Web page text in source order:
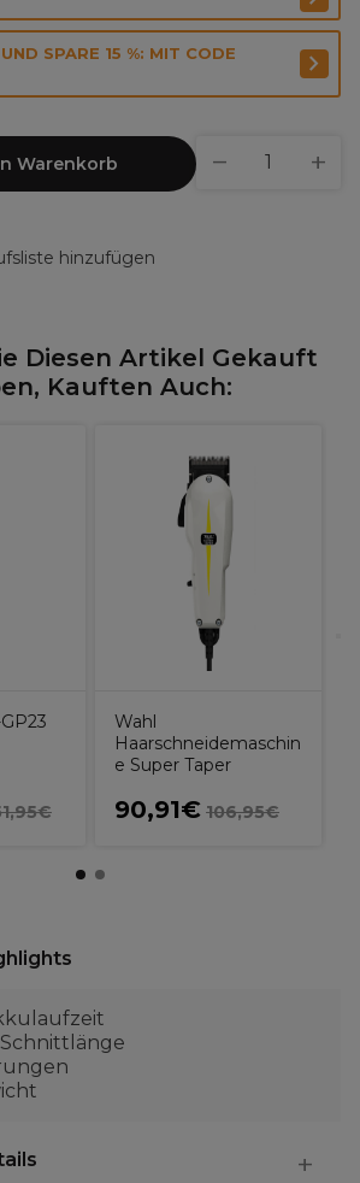
SPARE 15 %: MIT CODE
Warenkorb
hinzufügen
Diesen Artikel Gekauft
Kauften Auch:
Wahl
Haarschneidemaschin
e Super Taper
90,91€ 106,95€